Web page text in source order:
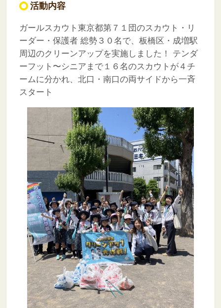
活動内容
ガールスカウト東京都第７１団のスカウト・リ
ーダー・保護者 総勢３０名で、板橋区・成増駅
周辺のクリーンアップを実施しました！
テンダ
ーフット〜シニアまで１６名のスカウトが４チ
ームに分かれ、北口・南口の両サイドから一斉
スタート